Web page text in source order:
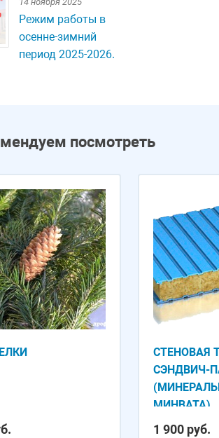
Режим работы в
осенне-зимний
период 2025-2026.
посмотреть
СТЕНОВАЯ
СЭНДВИЧ-
МИНВАТА)
1 900 руб.